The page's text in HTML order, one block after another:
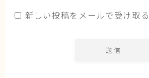
新しい投稿をメールで受け取る